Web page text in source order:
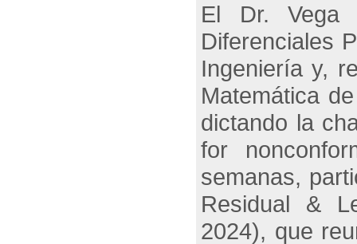
El Dr. Vega
Diferenciales
Ingeniería y,
Matemática
dictando la
for
semanas,
Residual &
2024), que